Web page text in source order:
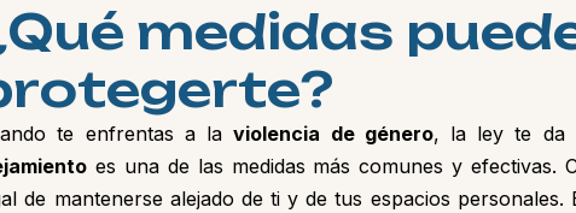
Qué medidas pued
rotegerte?
te enfrentas a laviolencia de género, la ley te da
es una de las medidas más comunes y efectivas.
de mantenerse alejado de ti y de tus espacios